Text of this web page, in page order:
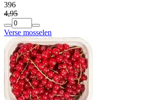
396
4,95
Verse mosselen